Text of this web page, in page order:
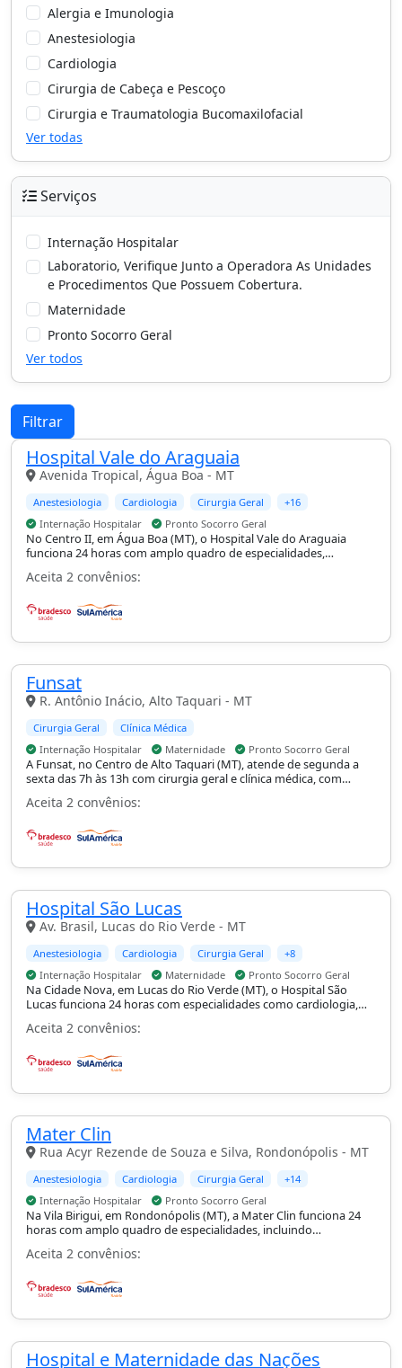
Alergia e Imunologia
Anestesiologia
Cardiologia
Cirurgia de Cabeça e Pescoço
Cirurgia e Traumatologia Bucomaxilofacial
Ver todas
Serviços
Internação Hospitalar
Laboratorio, Verifique Junto a Operadora As Unidades
e Procedimentos Que Possuem Cobertura.
Maternidade
Pronto Socorro Geral
Ver todos
Filtrar
Hospital Vale do Araguaia
Avenida Tropical, Água Boa - MT
Anestesiologia Cardiologia Cirurgia Geral
+16
Internação Hospitalar
Pronto Socorro Geral
No Centro II, em Água Boa (MT), o Hospital Vale do Araguaia
funciona 24 horas com amplo quadro de especialidades,
incluindo cardiologia, cirurgia geral, oncologia, neurocirurgia e
ginecologia e obstetrícia, com suporte de UTI adulto e pediátrica,
Aceita 2 convênios:
Funsat
R. Antônio Inácio, Alto Taquari - MT
Cirurgia Geral
Clínica Médica
Internação Hospitalar
Maternidade Pronto Socorro Geral
A Funsat, no Centro de Alto Taquari (MT), atende de segunda a
sexta das 7h às 13h com cirurgia geral e clínica médica, com
internação hospitalar, maternidade e pronto-socorro geral.
Aceita 2 convênios:
Hospital São Lucas
Av. Brasil, Lucas do Rio Verde - MT
Anestesiologia Cardiologia Cirurgia Geral
+8
Internação Hospitalar
Maternidade Pronto Socorro Geral
Na Cidade Nova, em Lucas do Rio Verde (MT), o Hospital São
Lucas funciona 24 horas com especialidades como cardiologia,
cirurgia geral, ginecologia e obstetrícia e ortopedia e
traumatologia, com suporte de UTI, internação hospitalar,
Aceita 2 convênios:
Mater Clin
Rua Acyr Rezende de Souza e Silva, Rondonópolis - MT
Anestesiologia Cardiologia Cirurgia Geral
+14
Internação Hospitalar
Pronto Socorro Geral
Na Vila Birigui, em Rondonópolis (MT), a Mater Clin funciona 24
horas com amplo quadro de especialidades, incluindo
cardiologia, cirurgia geral, ginecologia e obstetrícia, neurologia e
ortopedia e traumatologia, com suporte de UTI adulto e
Aceita 2 convênios:
Hospital e Maternidade das Nações